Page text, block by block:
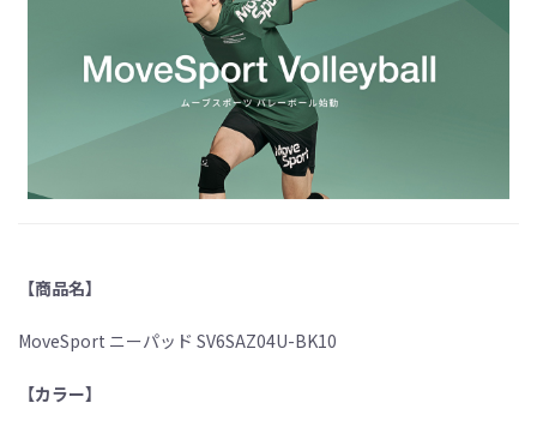
【商品名】
MoveSport ニーパッド SV6SAZ04U-BK10
【カラー】